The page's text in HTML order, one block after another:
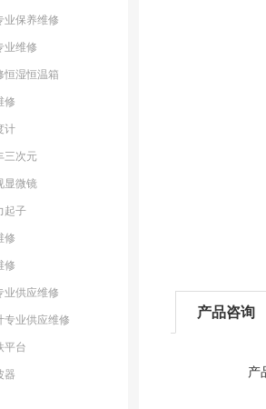
业保养维修
业维修
恒湿恒温箱
修
计
三次元
显微镜
起子
修
修
业供应维修
专业供应维修
平台
器
产品咨询
产